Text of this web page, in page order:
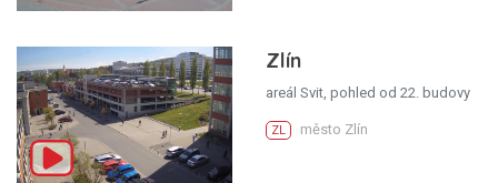
Zlín
areál Svit, pohled od 22. budovy
ZL město Zlín